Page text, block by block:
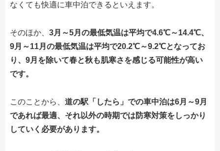
なくても快適に車中泊できるといえます。
そのほか、 3月～5月の最低気温は平均で4.6℃～14.4℃、
9月～11月の最低気温は平均で20.2℃～9.2℃となってお
り、9月を除いて春と秋も肌寒さを感じる可能性が高い
です。
このことから、 道の駅「したら」での車中泊は6月～9月
であれば最適、それ以外の時期では防寒対策をしっかり
していく必要があります。